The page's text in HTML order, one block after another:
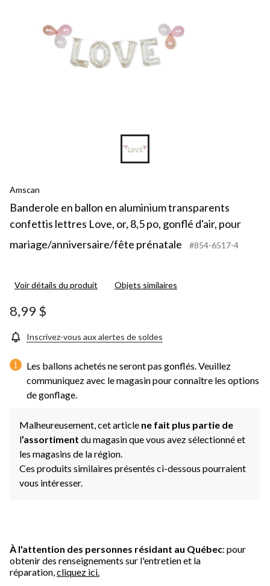
Amscan
Banderole en ballon en aluminium transparents
confettis lettres Love, or, 8,5 po, gonflé d'air, pour
mariage/anniversaire/fête prénatale
#854-6517-4
Voir détails du produit Objets similaires
8,99 $
Inscrivez-vous aux alertes de soldes
Les ballons achetés ne seront pas gonflés. Veuillez
communiquez avec le magasin pour connaître les options
de gonflage.
Malheureusement, cet article ne fait plus partie de
l’assortiment du magasin que vous avez sélectionné et
les magasins de la région.
Ces produits similaires présentés ci-dessous pourraient
vous intéresser.
À l'attention des personnes résidant au Québec: pour
obtenir des renseignements sur l'entretien et la
réparation, cliquez ici.